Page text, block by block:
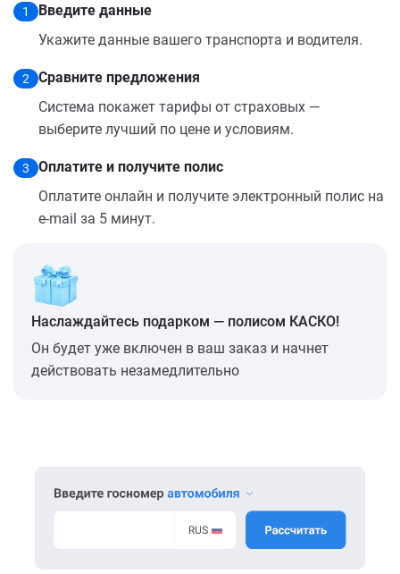
1
Введите данные
Укажите данные вашего транспорта и водителя.
2
Сравните предложения
Система покажет тарифы от страховых —
выберите лучший по цене и условиям.
3
Оплатите и получите полис
Оплатите онлайн и получите электронный полис на
e-mail за 5 минут.
Наслаждайтесь подарком — полисом КАСКО!
Он будет уже включен в ваш заказ и начнет
действовать незамедлительно